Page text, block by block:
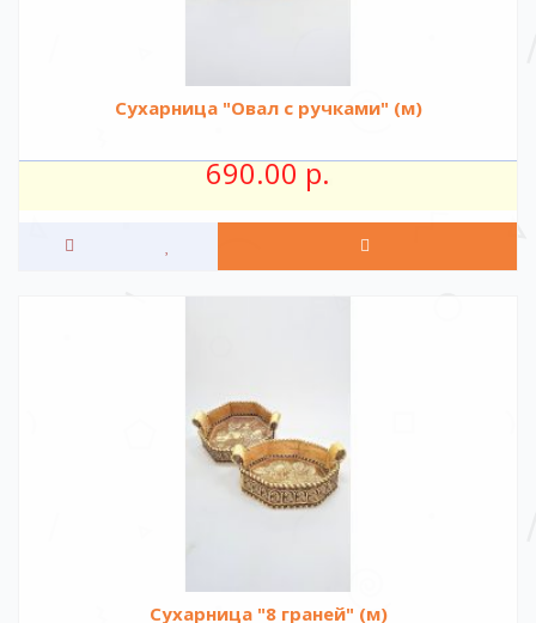
Сухарница "Овал с ручками" (м)
690.00 р.
Сухарница "8 граней" (м)